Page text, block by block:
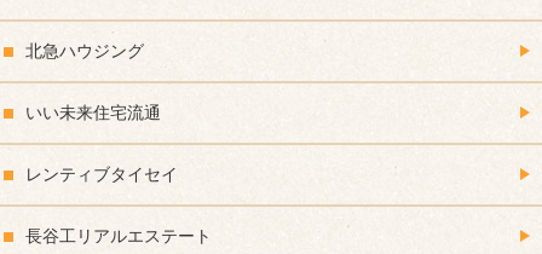
北急ハウジング
いい未来住宅流通
レンティブタイセイ
長谷工リアルエステート